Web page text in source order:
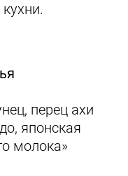
перец ахи
японская
молока»